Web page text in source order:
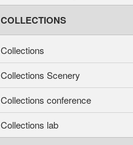
COLLECTIONS
Collections
Collections Scenery
Collections conference
Collections lab